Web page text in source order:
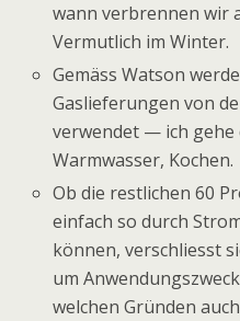
wann verbrennen wir
Vermutlich im Winter.
Gemäss Watson
Gaslieferungen von
verwendet — ich gehe
Warmwasser, Kochen.
Ob die restlichen 60
einfach so durch
können, verschliesst
um
welchen Gründen